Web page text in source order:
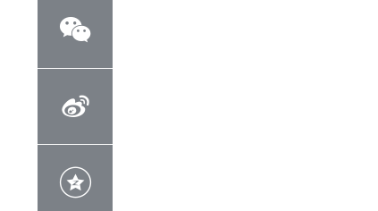


